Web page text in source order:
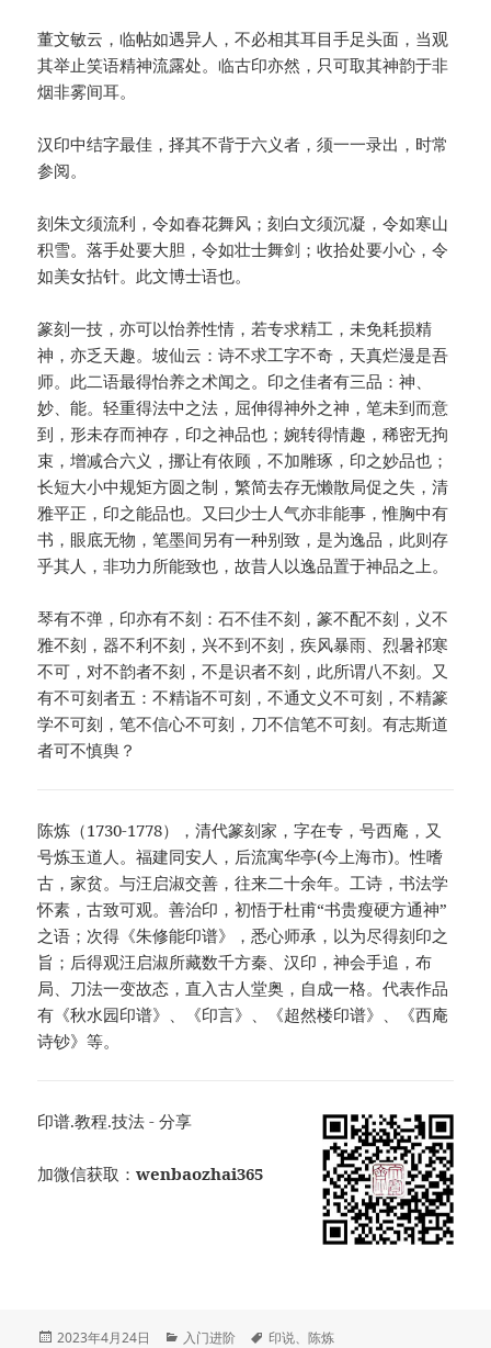
董文敏云，临帖如遇异人，不必相其耳目手足头面，当观
其举止笑语精神流露处。临古印亦然，只可取其神韵于非
烟非雾间耳。
汉印中结字最佳，择其不背于六义者，须一一录出，时常
参阅。
刻朱文须流利，令如春花舞风；刻白文须沉凝，令如寒山
积雪。落手处要大胆，令如壮士舞剑；收拾处要小心，令
如美女拈针。此文博士语也。
篆刻一技，亦可以怡养性情，若专求精工，未免耗损精
神，亦乏天趣。坡仙云：诗不求工字不奇，天真烂漫是吾
师。此二语最得怡养之术闻之。印之佳者有三品：神、
妙、能。轻重得法中之法，屈伸得神外之神，笔未到而意
到，形未存而神存，印之神品也；婉转得情趣，稀密无拘
束，增减合六义，挪让有依顾，不加雕琢，印之妙品也；
长短大小中规矩方圆之制，繁简去存无懒散局促之失，清
雅平正，印之能品也。又曰少士人气亦非能事，惟胸中有
书，眼底无物，笔墨间另有一种别致，是为逸品，此则存
乎其人，非功力所能致也，故昔人以逸品置于神品之上。
琴有不弹，印亦有不刻：石不佳不刻，篆不配不刻，义不
雅不刻，器不利不刻，兴不到不刻，疾风暴雨、烈暑祁寒
不可，对不韵者不刻，不是识者不刻，此所谓八不刻。又
有不可刻者五：不精诣不可刻，不通文义不可刻，不精篆
学不可刻，笔不信心不可刻，刀不信笔不可刻。有志斯道
者可不慎舆？
陈炼（1730-1778），清代篆刻家，字在专，号西庵，又
号炼玉道人。福建同安人，后流寓华亭(今上海市)。性嗜
古，家贫。与汪启淑交善，往来二十余年。工诗，书法学
怀素，古致可观。善治印，初悟于杜甫“书贵瘦硬方通神”
之语；次得《朱修能印谱》，悉心师承，以为尽得刻印之
旨；后得观汪启淑所藏数千方秦、汉印，神会手追，布
局、刀法一变故态，直入古人堂奥，自成一格。代表作品
有《秋水园印谱》、《印言》、《超然楼印谱》、《西庵
诗钞》等。
印谱.教程.技法 - 分享
加微信获取：wenbaozhai365
发
2023年4月24日
分
入门进阶
标
印说、陈炼